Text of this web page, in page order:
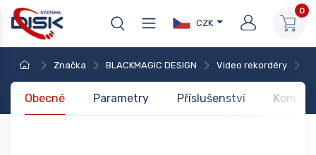
CZK
0
Značka BLACKMAGIC DESIGN Video rekordéry
Obecné Parametry Příslušenství